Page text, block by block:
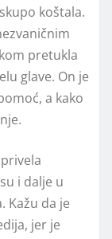
koštala.
pretukla
glave. On je
a kako
i dalje u
Kažu da je
jer je